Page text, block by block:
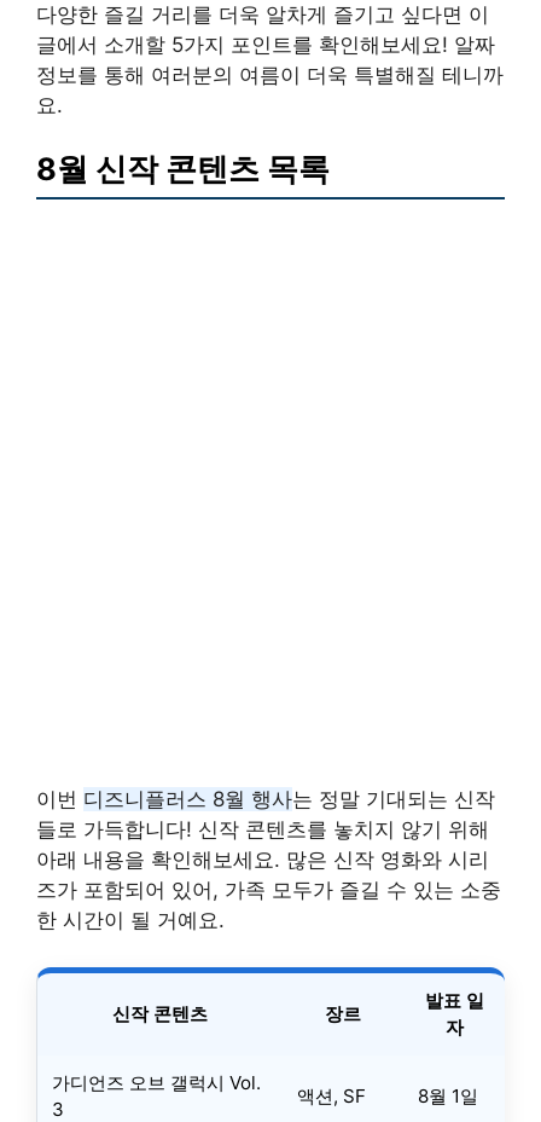
다양한 즐길 거리를 더욱 알차게 즐기고 싶다면 이
글에서 소개할 5가지 포인트를 확인해보세요! 알짜
정보를 통해 여러분의 여름이 더욱 특별해질 테니까
요.
8월 신작 콘텐츠 목록
이번 디즈니플러스 8월 행사는 정말 기대되는 신작
들로 가득합니다! 신작 콘텐츠를 놓치지 않기 위해
아래 내용을 확인해보세요. 많은 신작 영화와 시리
즈가 포함되어 있어, 가족 모두가 즐길 수 있는 소중
한 시간이 될 거예요.
신작 콘텐츠 장르
발표 일
자
가디언즈 오브 갤럭시 Vol.
3
액션, SF 8월 1일